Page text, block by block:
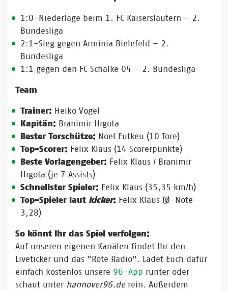
1:0-Niederlage beim 1. FC Kaiserslautern – 2.
Bundesliga
2:1-Sieg gegen Arminia Bielefeld – 2.
Bundesliga
1:1 gegen den FC Schalke 04 – 2. Bundesliga
Team
Trainer: Heiko Vogel
Kapitän: Branimir Hrgota
Bester Torschütze: Noel Futkeu (10 Tore)
Top-Scorer: Felix Klaus (14 Scorerpunkte)
Beste Vorlagengeber: Felix Klaus / Branimir
Hrgota (je 7 Assists)
Schnellster Spieler: Felix Klaus (35,35 km/h)
Top-Spieler laut kicker: Felix Klaus (Ø-Note
3,28)
So könnt Ihr das Spiel verfolgen:
Auf unseren eigenen Kanälen findet Ihr den
Liveticker und das "Rote Radio". Ladet Euch dafür
einfach kostenlos unsere 96-App runter oder
schaut unter hannover96.derein. Außerdem